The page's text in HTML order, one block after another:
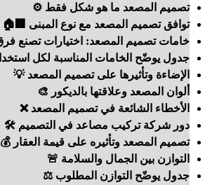
تصميم المصعد ما هو شكل فقط ⚙️
توافق تصميم المصعد مع نوع المبنى 🏢🏠
خامات تصميم المصعد: اختيارات تصنع
جدول يوضّح الخامات المناسبة لكل
الإضاءة وتأثيرها على تصميم المصعد 💡
ألوان المصعد وعلاقتها بالديكور 🎨
الأخطاء الشائعة في تصميم المصعد ❌
دور شركة تركيب مصاعد في التصميم 🛠️
تصميم المصعد وتأثيره على قيمة العقار 💰
التوازن بين الجمال والسلامة 🚨
جدول يوضّح التوازن المطلوب ⚖️